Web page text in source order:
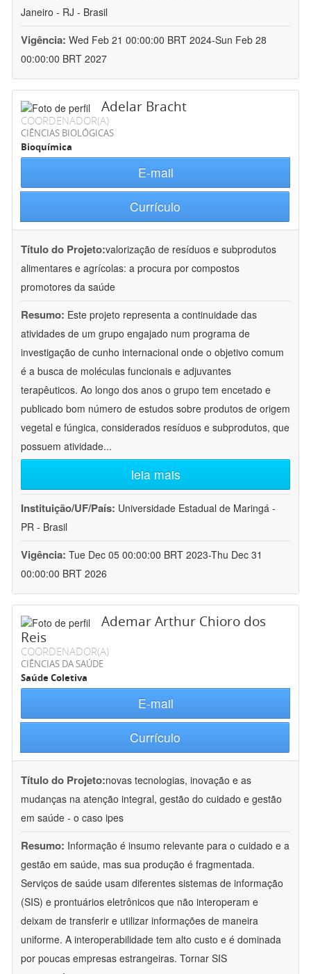
Janeiro - RJ - Brasil
Vigência: Wed Feb 21 00:00:00 BRT 2024-Sun Feb 28
00:00:00 BRT 2027
Adelar Bracht
COORDENADOR(A)
CIÊNCIAS BIOLÓGICAS
Bioquímica
E-mail
Currículo
Título do Projeto:valorização de resíduos e subprodutos
alimentares e agrícolas: a procura por compostos
promotores da saúde
Resumo: Este projeto representa a continuidade das
atividades de um grupo engajado num programa de
investigação de cunho internacional onde o objetivo comum
é a busca de moléculas funcionais e adjuvantes
terapêuticos. Ao longo dos anos o grupo tem encetado e
publicado bom número de estudos sobre produtos de origem
vegetal e fúngica, considerados resíduos e subprodutos, que
possuem atividade...
leia mais
Instituição/UF/País: Universidade Estadual de Maringá -
PR - Brasil
Vigência: Tue Dec 05 00:00:00 BRT 2023-Thu Dec 31
00:00:00 BRT 2026
Ademar Arthur Chioro dos
Reis
COORDENADOR(A)
CIÊNCIAS DA SAÚDE
Saúde Coletiva
E-mail
Currículo
Título do Projeto:novas tecnologias, inovação e as
mudanças na atenção integral, gestão do cuidado e gestão
em saúde - o caso ipes
Resumo: Informação é insumo relevante para o cuidado e a
gestão em saúde, mas sua produção é fragmentada.
Serviços de saúde usam diferentes sistemas de informação
(SIS) e prontuários eletrônicos que não interoperam e
deixam de transferir e utilizar informações de maneira
uniforme. A interoperabilidade tem alto custo e é dominada
por poucas empresas estrangeiras. Tornar SIS